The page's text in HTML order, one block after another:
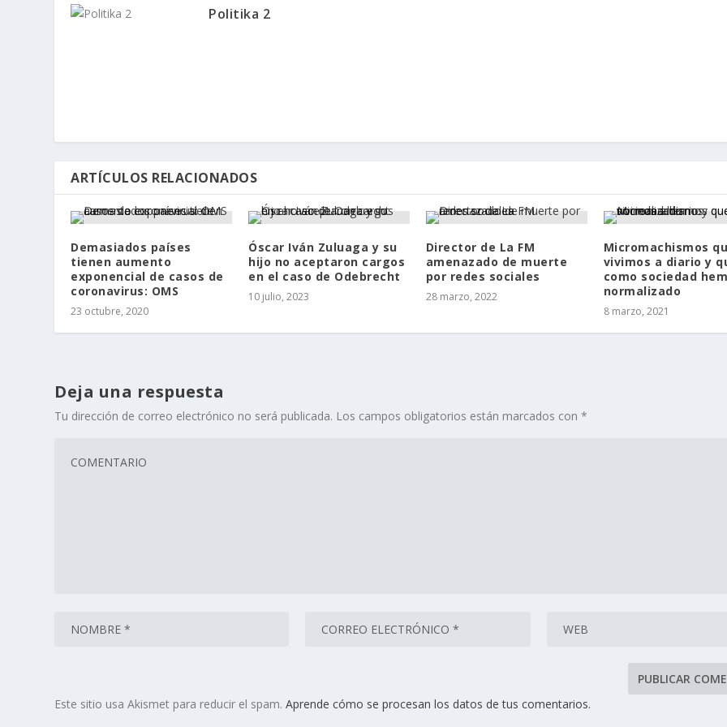
Politika 2
ARTÍCULOS RELACIONADOS
Demasiados países
tienen aumento
exponencial de casos de
coronavirus: OMS
23 octubre, 2020
Óscar Iván Zuluaga y su
hijo no aceptaron cargos
en el caso de Odebrecht
10 julio, 2023
Director de La FM
amenazado de muerte
por redes sociales
28 marzo, 2022
Micromachismos
vivimos a diario y
como sociedad
normalizado
8 marzo, 2021
Deja una respuesta
Tu dirección de correo electrónico no será publicada. Los campos obligatorios están marcados con*
Este sitio usa Akismet para reducir el spam.Aprende cómo se procesan los datos de tus comentarios.